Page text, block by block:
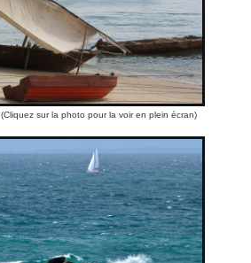
(Cliquez sur la photo pour la voir en plein écran)